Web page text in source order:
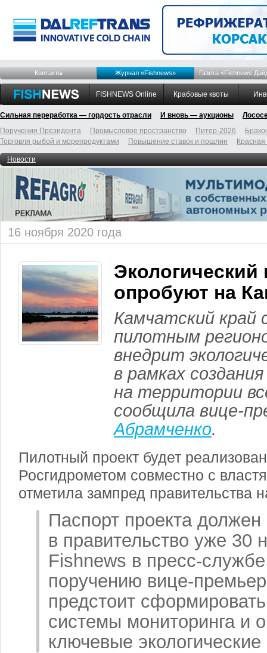
Контакты Журнал «Fishnews» Газета «Fishnews
FISHNEWS Online Крабовые квоты
Сильная переработка — гордость отрасли И вновь — аукционы
Поручения Президента
Промысловое пространство Питер-2026
Торговля рыбой и морепродуктами
Повышение ставок и пошлин
Новости
16 ноября 2020 года
Экологический
опробуют на
Камчатский край
пилотным
внедрит
в рамках
на территории
сообщила вице-
Абрамченко.
Пилотный проект будет
Росгидрометом совместно с
отметила зампред правительства
Паспорт проекта
в правительство уже 30
Fishnews в пресс-
поручению вице-
предстоит
системы мониторинга и
ключевые